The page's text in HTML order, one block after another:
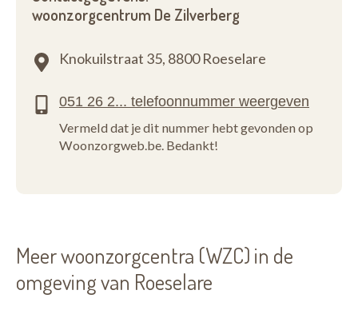
woonzorgcentrum De Zilverberg
Knokuilstraat 35, 8800 Roeselare
Vermeld dat je dit nummer hebt gevonden op
Woonzorgweb.be. Bedankt!
Meer woonzorgcentra (WZC) in de
omgeving van Roeselare